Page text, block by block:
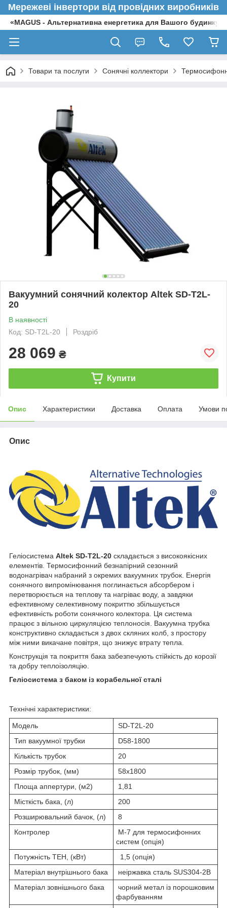
Мережеві інвертори від провідних виробників
«MAGUS - Альтернативна енергетика для Вашого будинку»
Товари та послуги Сонячні коллектори
Вакуумний сонячний колектор Altek SD-T2L-
20
В наявності
Код: SD-T2L-20
Роздріб
28 069 ₴
Купити
Опис Характеристики Доставка Оплата Умови
Опис
Геліосистема Altek SD-T2L-20 складається з високоякісних
елементів. Термосифонний безнапірний сезонний
водонагрівач набраний з окремих вакуумних трубок. Енергія
сонячного випромінювання поглинається абсорбером і
перетворюється на теплову та нагріває воду, а завдяки
ефективному селективному покриттю збільшується
ефективність роботи сонячного колектора. Ця система
працює з вільною циркуляцією теплоносія. Вакуумна трубка
конструктивно складається з двох скляних колб, з простору
між ними викачане повітря, що знижує втрату тепла.
Конструкція та покриття бака забезпечують стійкість до корозії
та добру теплоізоляцію.
Геліосистема з баком із корабельної сталі
Технічні характеристики:
Модель
SD-T2L-20
Тип вакуумної трубки
D58-1800
Кількість трубок
20
Розмір трубок, (мм)
58х1800
Площа аппертури, (м2)
1,81
Місткість бака, (л)
200
Розширювальний бачок, (л)
8
Контролер
М-7 для термосифонних
систем (опція)
Потужність ТЕН, (кВт)
1,5 (опція)
Матеріал внутрішнього бака
неіржавка сталь SUS304-2B
Матеріал зовнішнього бака
чорний метал із порошковим
фарбуванням